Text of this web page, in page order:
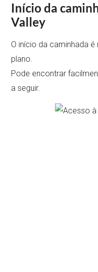
Início da
Valley
O início da caminhada
plano.
Pode encontrar
a seguir.